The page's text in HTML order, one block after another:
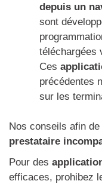
depuis un
sont
téléchargées
Ces
précédentes
sur les
Nos conseils afin de
prestataire
Pour des
efficaces, prohibez